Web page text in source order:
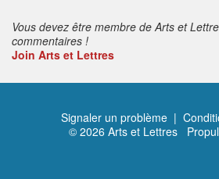
Vous devez être membre de Arts et
commentaires !
Join Arts et Lettres
Signaler un problème |
© 2026 Arts et Lettres